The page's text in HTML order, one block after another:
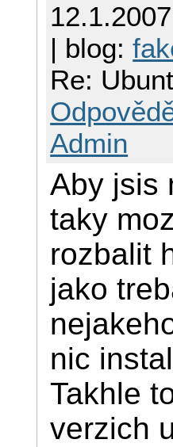
| blog:
Re:
Admin
Aby jsis
taky
rozbalit
jako
nic
Takhle
verzich